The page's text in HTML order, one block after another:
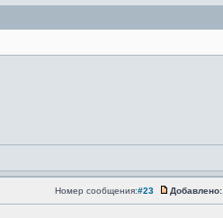
Номер сообщения:#23 Добавлено: